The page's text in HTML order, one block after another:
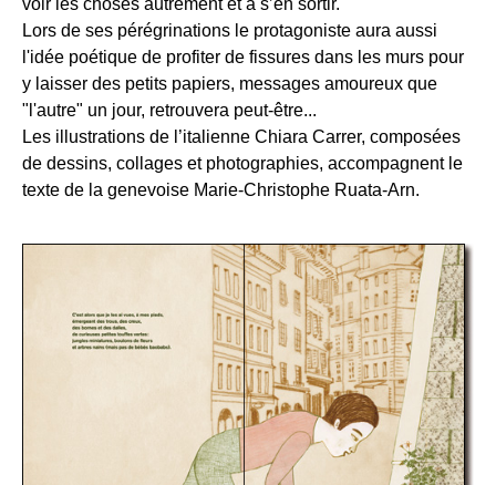
voir les choses autrement et à s’en sortir.
Lors de ses pérégrinations le protagoniste aura aussi
l'idée poétique de profiter de fissures dans les murs pour
y laisser des petits papiers, messages amoureux que
"l'autre" un jour, retrouvera peut-être...
Les illustrations de l’italienne Chiara Carrer, composées
de dessins, collages et photographies, accompagnent le
texte de la genevoise Marie-Christophe Ruata-Arn.